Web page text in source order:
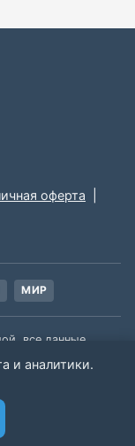
оферта
МИР
все данные,
информации.
и аналитики.